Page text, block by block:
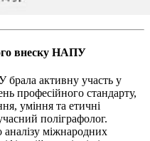
внеску НАПУ
активну участь у
професійного стандарту,
уміння та етичні
поліграфолог.
аналізу міжнародних